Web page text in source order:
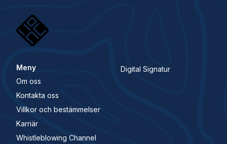
Meny
Om oss
Kontakta oss
Villkor och bestämmelser
Karriär
Whistleblowing Channel
Digital Signatur